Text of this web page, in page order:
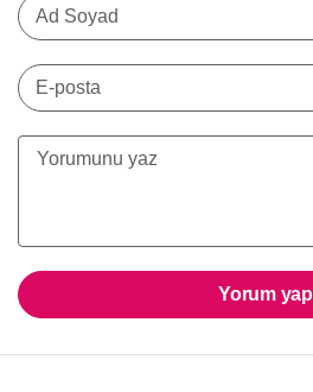
Ad Soyad
E-posta
Yorum yap